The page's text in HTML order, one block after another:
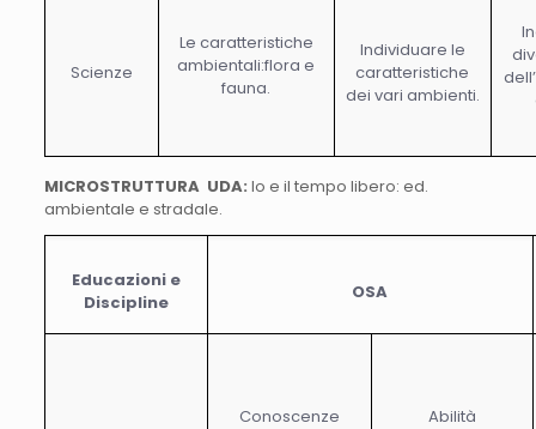
Scienze
Le caratteristiche
ambientali:flora e
fauna.
Individuare le
caratteristiche
dei vari ambienti.
MICROSTRUTTURA UDA: Io e il tempo libero: ed.
ambientale e stradale.
Educazioni e
Discipline
OSA
Conoscenze Abilità